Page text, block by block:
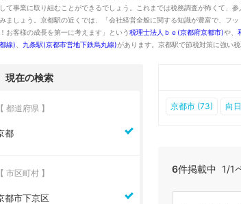
て事業に取り組むことができるでしょう。これまでは税務調査が怖くて、
ましょう。京都駅の近くでは、「会社経営全般に関する知識が豊富で、フ
お客様の成長を第一に考えます」という税理士法人ｂｅ(京都府京都市)や、
線)
九条駅(京都市営地下鉄烏丸線)があります。京都駅で節税対策に強い
京都市 (73) 向
6件掲載中 1/1
現在の検索
【 都道府県 】
都
【 市区町村 】
都市下京区